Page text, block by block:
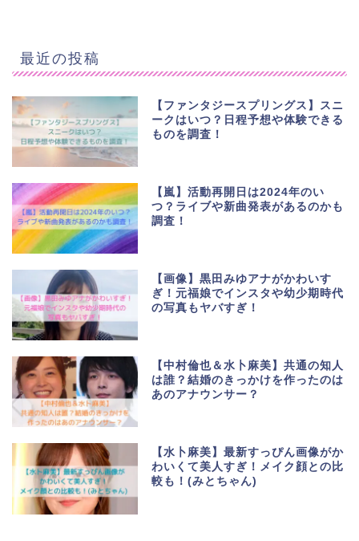
最近の投稿
【ファンタジースプリングス】スニ
ークはいつ？日程予想や体験できる
ものを調査！
【嵐】活動再開日は2024年のい
つ？ライブや新曲発表があるのかも
調査！
【画像】黒田みゆアナがかわいす
ぎ！元福娘でインスタや幼少期時代
の写真もヤバすぎ！
【中村倫也＆水卜麻美】共通の知人
は誰？結婚のきっかけを作ったのは
あのアナウンサー？
【水卜麻美】最新すっぴん画像がか
わいくて美人すぎ！メイク顔との比
較も！(みとちゃん)